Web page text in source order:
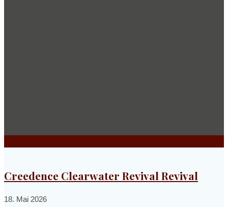
Creedence Clearwater Revival Revival
18. Mai 2026